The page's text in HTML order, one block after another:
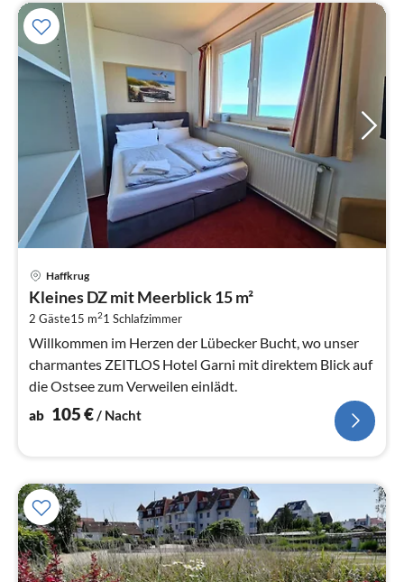
Haffkrug
Kleines DZ mit Meerblick 15 m²
2 Gäste15 m21 Schlafzimmer
Willkommen im Herzen der Lübecker Bucht, wo unser
charmantes ZEITLOS Hotel Garni mit direktem Blick auf
die Ostsee zum Verweilen einlädt.
ab 105€/ Nacht